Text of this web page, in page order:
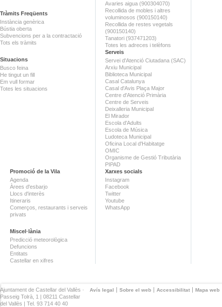
Tràmits Freqüents
Instància genèrica
Bústia oberta
Subvencions per a la contractació
Tots els tràmits
Situacions
Busco feina
He tingut un fill
Em vull formar
Totes les situacions
Avaries aigua (900304070)
Recollida de mobles i altres
voluminosos (900150140)
Recollida de restes vegetals
(900150140)
Tanatori (937471203)
Totes les adreces i telèfons
Serveis
Servei d'Atenció Ciutadana (SAC)
Arxiu Municipal
Biblioteca Municipal
Casal Catalunya
Casal d'Avis Plaça Major
Centre d'Atenció Primària
Centre de Serveis
Deixalleria Municipal
El Mirador
Escola d'Adults
Escola de Música
Ludoteca Municipal
Oficina Local d'Habitatge
OMIC
Organisme de Gestió Tributària
PIPAD
Promoció de la Vila
Agenda
Àrees d'esbarjo
Llocs d'interès
Itineraris
Comerços, restaurants i serveis
privats
Miscel·lània
Predicció meteorològica
Defuncions
Entitats
Castellar en xifres
Xarxes socials
Instagram
Facebook
Twitter
Youtube
WhatsApp
Avís legal Sobre el web Accessibilitat Mapa web
Ajuntament de Castellar del Vallès ·
Passeig Tolrà, 1 | 08211 Castellar
del Vallès | Tel. 93 714 40 40